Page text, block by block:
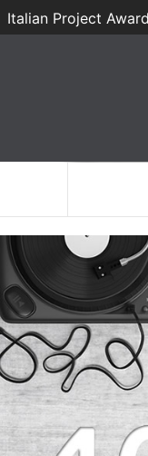
Italian Project